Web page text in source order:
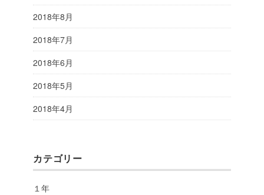
2018年8月
2018年7月
2018年6月
2018年5月
2018年4月
カテゴリー
１年